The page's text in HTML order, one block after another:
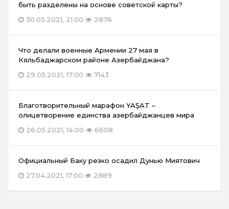
быть разделены на основе советской карты?
30.05.2021, 21:00
2876
Что делали военные Армении 27 мая в
Кяльбаджарском районе Азербайджана?
29.05.2021, 17:00
7143
Благотворительный марафон YAŞAT –
олицетворение единства азербайджанцев мира
26.05.2021, 14:00
6608
Официальный Баку резко осадил Дунью Миятович
27.04.2021, 17:00
2889